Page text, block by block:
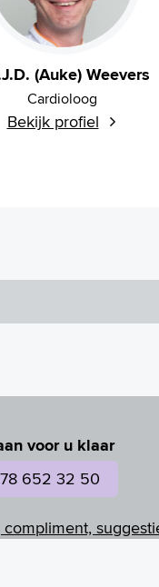
(Auke) Weevers
Cardioloog
Bekijk profiel
voor u klaar
652 32 50
compliment,